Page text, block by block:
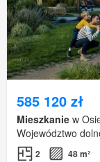
585 120 zł
Mieszkanie w
Województwo
2 48 m²